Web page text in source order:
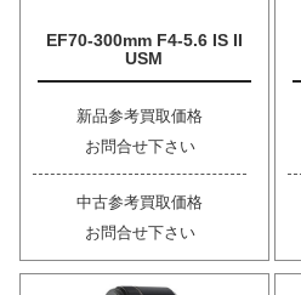
EF70-300mm F4-5.6 IS II
USM
新品参考買取価格
お問合せ下さい
中古参考買取価格
お問合せ下さい